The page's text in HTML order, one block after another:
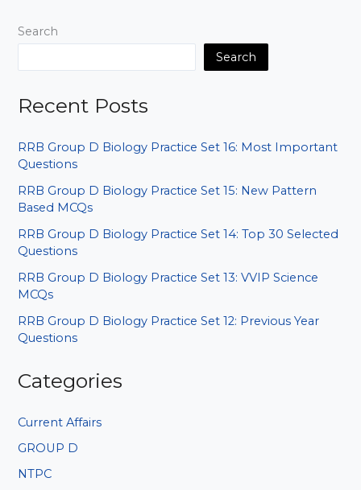
Search
Search
Recent Posts
RRB Group D Biology Practice Set 16: Most Important
Questions
RRB Group D Biology Practice Set 15: New Pattern
Based MCQs
RRB Group D Biology Practice Set 14: Top 30 Selected
Questions
RRB Group D Biology Practice Set 13: VVIP Science
MCQs
RRB Group D Biology Practice Set 12: Previous Year
Questions
Categories
Current Affairs
GROUP D
NTPC